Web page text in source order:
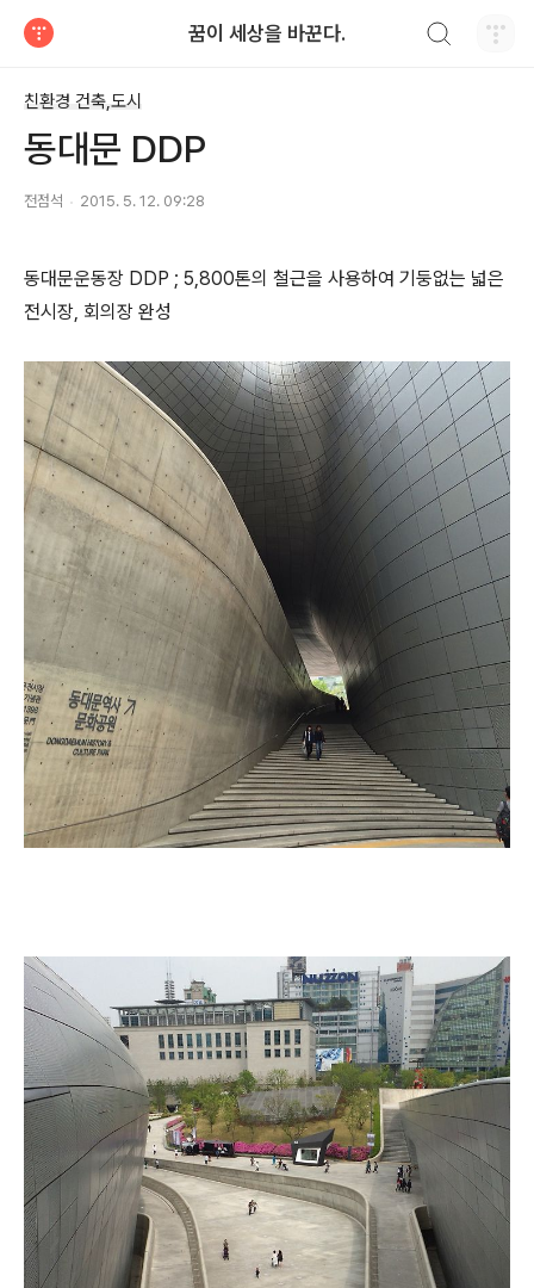
꿈이 세상을 바꾼다.
친환경 건축,도시
동대문 DDP
전점석 2015. 5. 12. 09:28
동대문운동장 DDP ; 5,800톤의 철근을 사용하여 기둥없는 넓은
전시장, 회의장 완성​